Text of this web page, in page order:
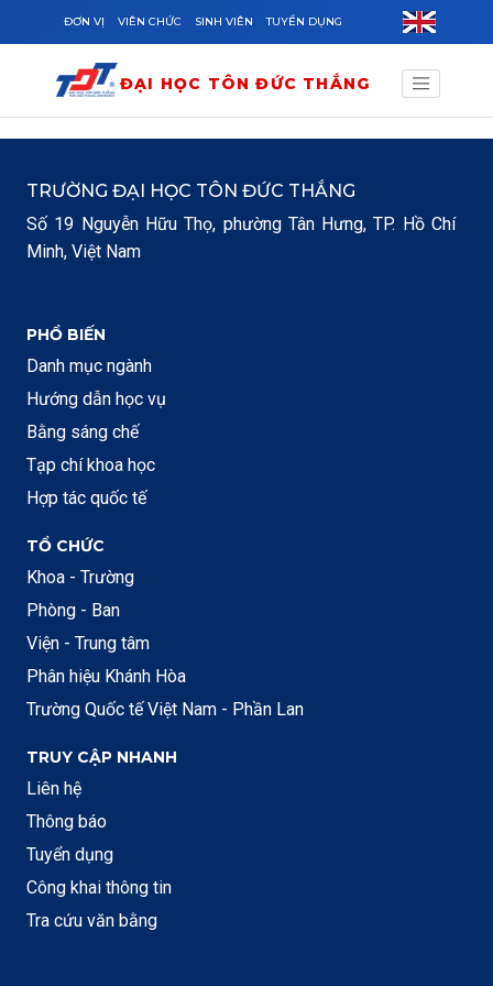
Skip to main content
ĐƠN VỊ VIÊN CHỨC SINH VIÊN TUYỂN DỤNG
ĐẠI HỌC TÔN ĐỨC THẮNG
TRƯỜNG ĐẠI HỌC TÔN ĐỨC THẮNG
Số 19 Nguyễn Hữu Thọ, phường Tân Hưng, TP. Hồ Chí
Minh, Việt Nam
PHỔ BIẾN
Danh mục ngành
Hướng dẫn học vụ
Bằng sáng chế
Tạp chí khoa học
Hợp tác quốc tế
TỔ CHỨC
Khoa - Trường
Phòng - Ban
Viện - Trung tâm
Phân hiệu Khánh Hòa
Trường Quốc tế Việt Nam - Phần Lan
TRUY CẬP NHANH
Liên hệ
Thông báo
Tuyển dụng
Công khai thông tin
Tra cứu văn bằng